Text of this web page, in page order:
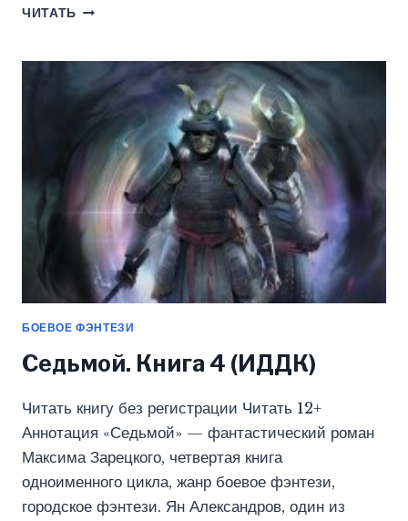
ЧИТАТЬ КОРОЛЕВА
КЛИНКОМ
СЕРДЦЕМ.
(ИДДК)
БОЕВОЕ ФЭНТЕЗИ
Седьмой. Книга 4 (ИДДК)
Читать книгу без регистрации Читать 12+
Аннотация «Седьмой» — фантастический роман
Максима Зарецкого, четвертая книга
одноименного цикла, жанр боевое фэнтези,
городское фэнтези. Ян Александров, один из